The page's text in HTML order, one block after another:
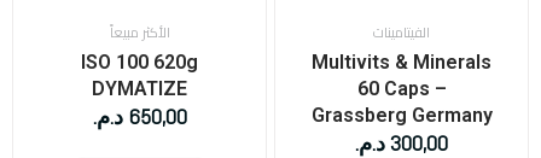
الفيتامينات
Multivits & Minerals
60 Caps –
Grassberg Germany
300,00د.م.
الأكثر مبيعاً
ISO 100 620g
DYMATIZE
650,00 د.م.